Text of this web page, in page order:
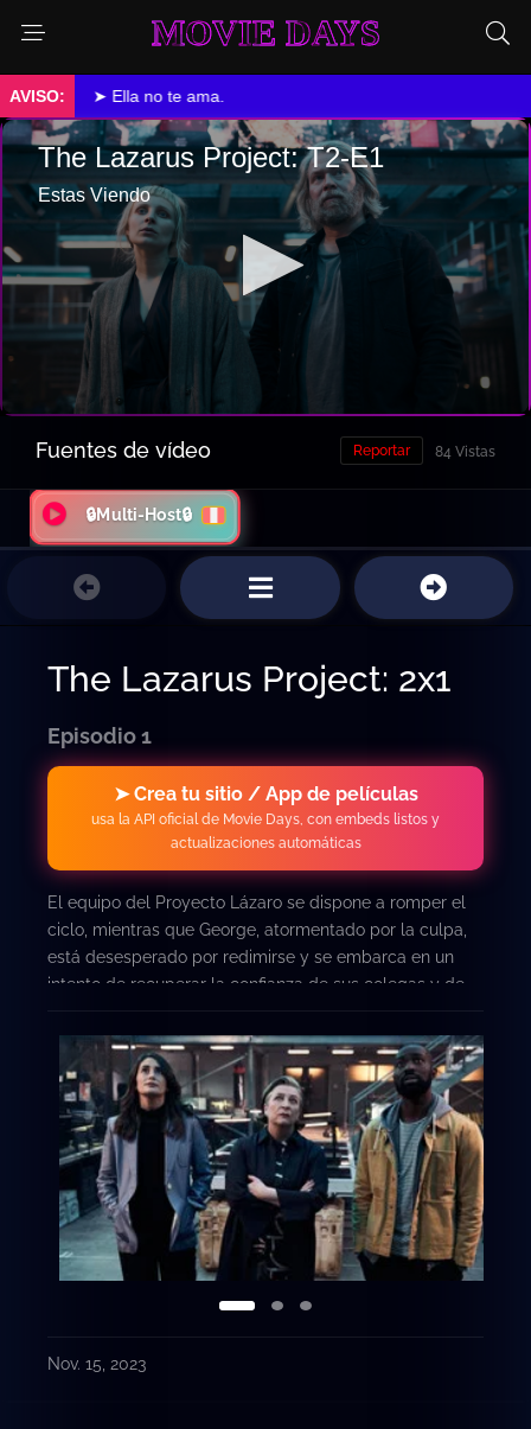
MOVIE DAYS
➤ Ella no te ama.
Fuentes de vídeo 84 Vistas
Reportar
🔒Multi-Host🔒
The Lazarus Project: 2x1
Episodio 1
➤ Crea tu sitio / App de películas
usa la API oficial de Movie Days, con embeds listos y
actualizaciones automáticas
El equipo del Proyecto Lázaro se dispone a romper el
ciclo, mientras que George, atormentado por la culpa,
está desesperado por redimirse y se embarca en un
intento de recuperar la confianza de sus colegas y de
Nov. 15, 2023